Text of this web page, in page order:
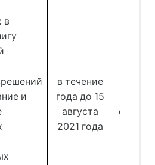
в
и
в течение
года до 15
августа
2021 года